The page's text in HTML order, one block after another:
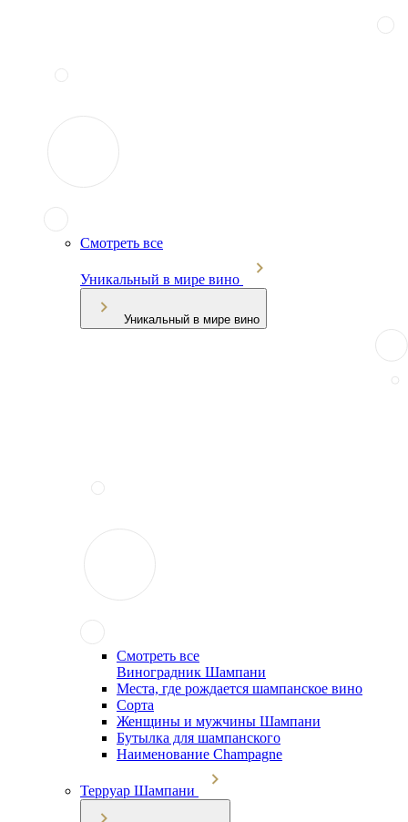
Смотреть все
Уникальный в мире вино
Уникальный в мире вино
Смотреть все
Виноградник Шампани
Места, где рождается шампанское вино
Сорта
Женщины и мужчины Шампани
Бутылка для шампанского
Наименование Champagne
Терруар Шампани